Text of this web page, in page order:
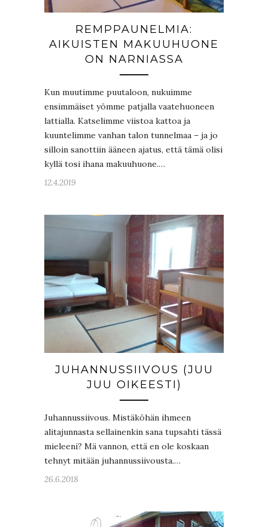
REMPPAUNELMIA:
AIKUISTEN MAKUUHUONE
ON NARNIASSA
Kun muutimme puutaloon, nukuimme
ensimmäiset yömme patjalla vaatehuoneen
lattialla. Katselimme viistoa kattoa ja
kuuntelimme vanhan talon tunnelmaa – ja jo
silloin sanottiin ääneen ajatus, että tämä olisi
kyllä tosi ihana makuuhuone.…
12.4.2019
JUHANNUSSIIVOUS (JUU
JUU OIKEESTI)
Juhannussiivous. Mistäköhän ihmeen
alitajunnasta sellainenkin sana tupsahti tässä
mieleeni? Mä vannon, että en ole koskaan
tehnyt mitään juhannussiivousta.…
26.6.2018